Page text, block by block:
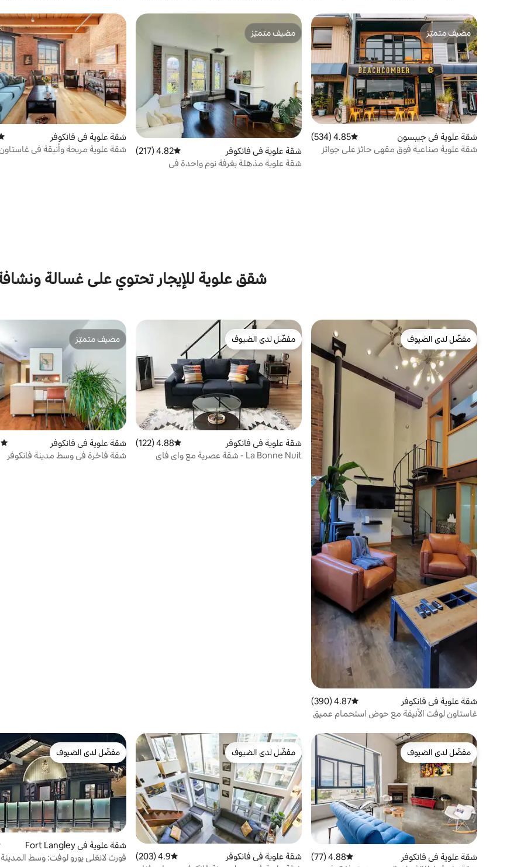
مضيف متميّز
مضيف متميّز
شقة علوية في جيبسون متوسط التقييم 4.85 من 5، 534 مراجعات
4.85 (534)
شقة علوية صناعية فوق مقهى حائز على جوائز
مضيف متميّز
مضيف متميّز
شقة علوية في فانكوفر متوسط التقييم 4.82 من 5، 217 مراجعات
4.82 (217)
شقة علوية مذهلة بغرفة نوم واحدة في
شقة علوية في فانكوفر
شقة علوية مريحة وأنيقة في غاستاون
شقق علوية للإيجار تحتوي على غسالة
مفضّل لدى الضيوف
مفضّل لدى الضيوف
شقة علوية في فانكوفر متوسط التقييم 4.87 من 5، 390 مراجعات
4.87 (390)
غاستاون لوفت الأنيقة مع حوض استحمام عميق
مفضّل لدى الضيوف
مفضّل لدى الضيوف
شقة علوية في فانكوفر متوسط التقييم 4.88 من 5، 122 مراجعات
4.88 (122)
La Bonne Nuit - شقة عصرية مع واي فاي
مضيف متميّز
مضيف متميّز
شقة علوية في فانكوفر
شقة فاخرة في وسط مدينة فانكوفر
مفضّل لدى الضيوف
مفضّل لدى الضيوف
شقة علوية في فانكوفر متوسط التقييم 4.88 من 5، 77 مراجعات
4.88 (77)
مفضّل لدى الضيوف
مفضّل لدى الضيوف
شقة علوية في فانكوفر متوسط التقييم 4.9 من 5، 203 مراجعات
4.9 (203)
مفضّل لدى الضيوف
مفضّل لدى الضيوف
شقة علوية في Fort Langley
فورت لانغلي يورو لوفت: وسط